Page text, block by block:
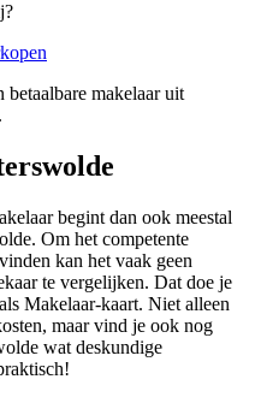
betaalbare makelaar uit
begint dan ook meestal
Om het competente
kan het vaak geen
te vergelijken. Dat doe je
Makelaar-kaart. Niet alleen
maar vind je ook nog
wat deskundige